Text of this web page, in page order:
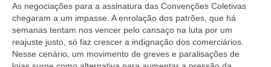
Homologações
Jurídico
Declarações
As negociações para a assinatura das Convenções Coletivas
chegaram a um impasse. A enrolação dos patrões, que há
semanas tentam nos vencer pelo cansaço na luta por um
reajuste justo, só faz crescer a indignação dos comerciários.
Nesse cenário, um movimento de greves e paralisações de